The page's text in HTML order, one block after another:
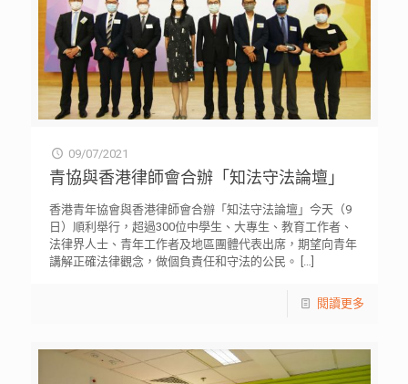
09/07/2021
青協與香港律師會合辦「知法守法論壇」
香港青年協會與香港律師會合辦「知法守法論壇」今天（9
日）順利舉行，超過300位中學生、大專生、教育工作者、
法律界人士、青年工作者及地區團體代表出席，期望向青年
講解正確法律觀念，做個負責任和守法的公民。
[…]
閱讀更多